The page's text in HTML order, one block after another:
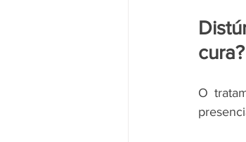
cura?
O